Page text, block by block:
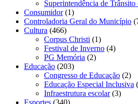
Superintendência de
Consumidor(1)
Controladoria Geral do Município
Cultura (466)
Corpus Christi (1)
Festival de Inverno (4)
PG Memória (2)
Educação (203)
Congresso de Educação (2)
Educação Especial Inclusiva
Infraestrutura escolar(3)
Esportes (340)